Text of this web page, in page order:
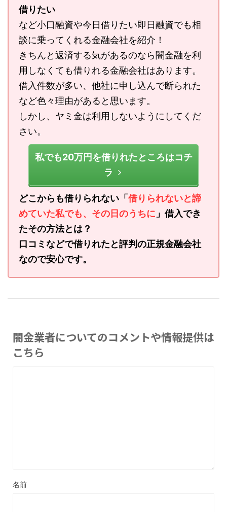
借りたい
など小口融資や今日借りたい即日融資でも相
談に乗ってくれる金融会社を紹介！
きちんと返済する気があるのなら闇金融を利
用しなくても借りれる金融会社はあります。
借入件数が多い、他社に申し込んで断られた
など色々理由があると思います。
しかし、ヤミ金は利用しないようにしてくだ
さい。
私でも20万円を借りれたところはコチ
ラ
どこからも借りられない「借りられないと諦
めていた私でも、その日のうちに 」借入でき
たその方法とは？
口コミなどで借りれたと評判の正規金融会社
なので安心です。
闇金業者についてのコメントや情報提供は
こちら
名前